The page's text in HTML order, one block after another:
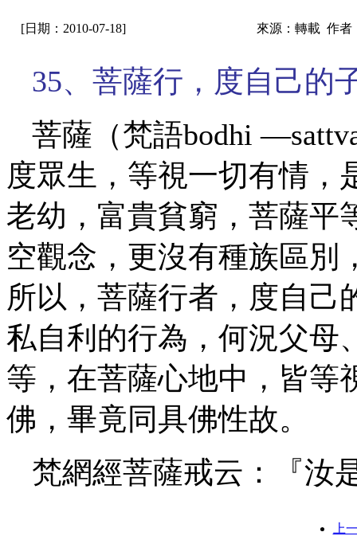
[日期：2010-07-18] 來源：轉載 作者
35、菩薩行，度自己的
菩薩（梵語bodhi
度眾生，等視一切有情，
老幼，富貴貧窮，菩薩平
空觀念，更沒有種族區別
所以，菩薩行者，度自己
私自利的行為，何況父母
等，在菩薩心地中，皆等
佛，畢竟同具佛性故。
梵網經菩薩戒云：『汝
上